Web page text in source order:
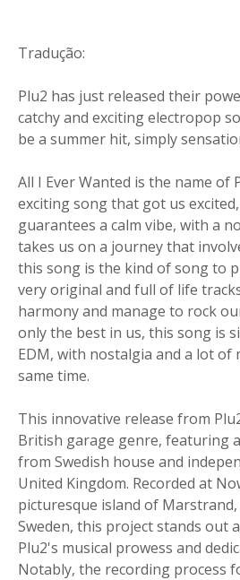
Tradução:
Plu2 has just released their
catchy and exciting electropop
be a summer hit, simply
All I Ever Wanted is the name of
exciting song that got us
guarantees a calm vibe, with a
takes us on a journey that
this song is the kind of song to
very original and full of life
harmony and manage to rock
only the best in us, this song is
EDM, with nostalgia and a lot of
same time.
This innovative release from
British garage genre, featuring
from Swedish house and
United Kingdom. Recorded at
picturesque island of
Sweden, this project stands out
Plu2's musical prowess and
Notably, the recording process